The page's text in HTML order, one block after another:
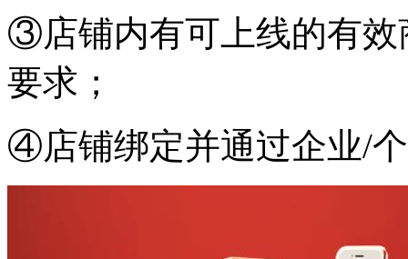
③店铺内有可上线的有效
要求；
④店铺绑定并通过企业/